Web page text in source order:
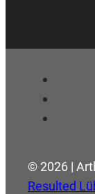
© 2026 |
Resulted